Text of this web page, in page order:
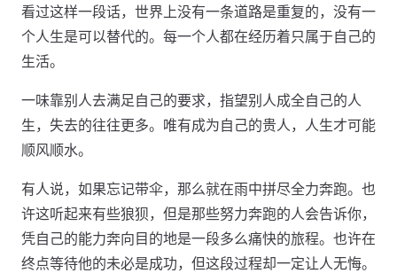
看过这样一段话，世界上没有一条道路是重复的，没有一
个人生是可以替代的。每一个人都在经历着只属于自己的
生活。
一味靠别人去满足自己的要求，指望别人成全自己的人
生，失去的往往更多。唯有成为自己的贵人，人生才可能
顺风顺水。
有人说，如果忘记带伞，那么就在雨中拼尽全力奔跑。也
许这听起来有些狼狈，但是那些努力奔跑的人会告诉你，
凭自己的能力奔向目的地是一段多么痛快的旅程。也许在
终点等待他的未必是成功，但这段过程却一定让人无悔。